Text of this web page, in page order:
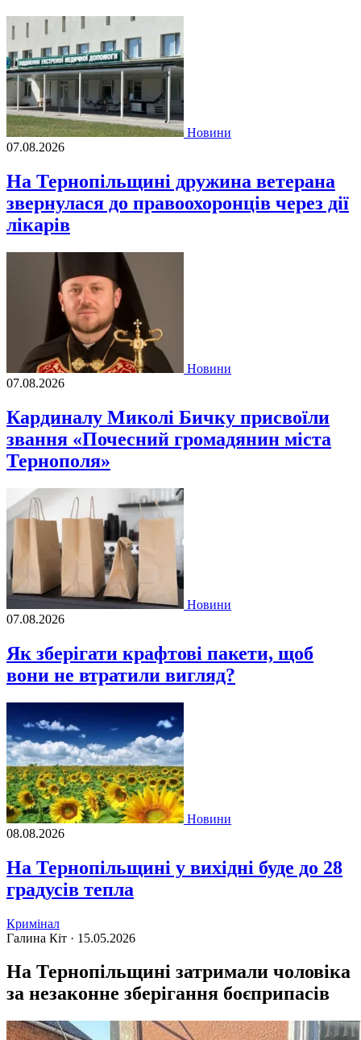
Новини
07.08.2026
На Тернопільщині дружина ветерана
звернулася до правоохоронців через дії
лікарів
Новини
07.08.2026
Кардиналу Миколі Бичку присвоїли
звання «Почесний громадянин міста
Тернополя»
Новини
07.08.2026
Як зберігати крафтові пакети, щоб
вони не втратили вигляд?
Новини
08.08.2026
На Тернопільщині у вихідні буде до 28
градусів тепла
Кримінал
Галина Кіт · 15.05.2026
На Тернопільщині затримали чоловіка
за незаконне зберігання боєприпасів